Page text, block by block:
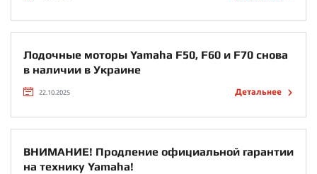
Лодочные моторы Yamaha F50, F60 и F70 снова
в наличии в Украине
22.10.2025 Детальнее
ВНИМАНИЕ! Продление официальной гарантии
на технику Yamaha!